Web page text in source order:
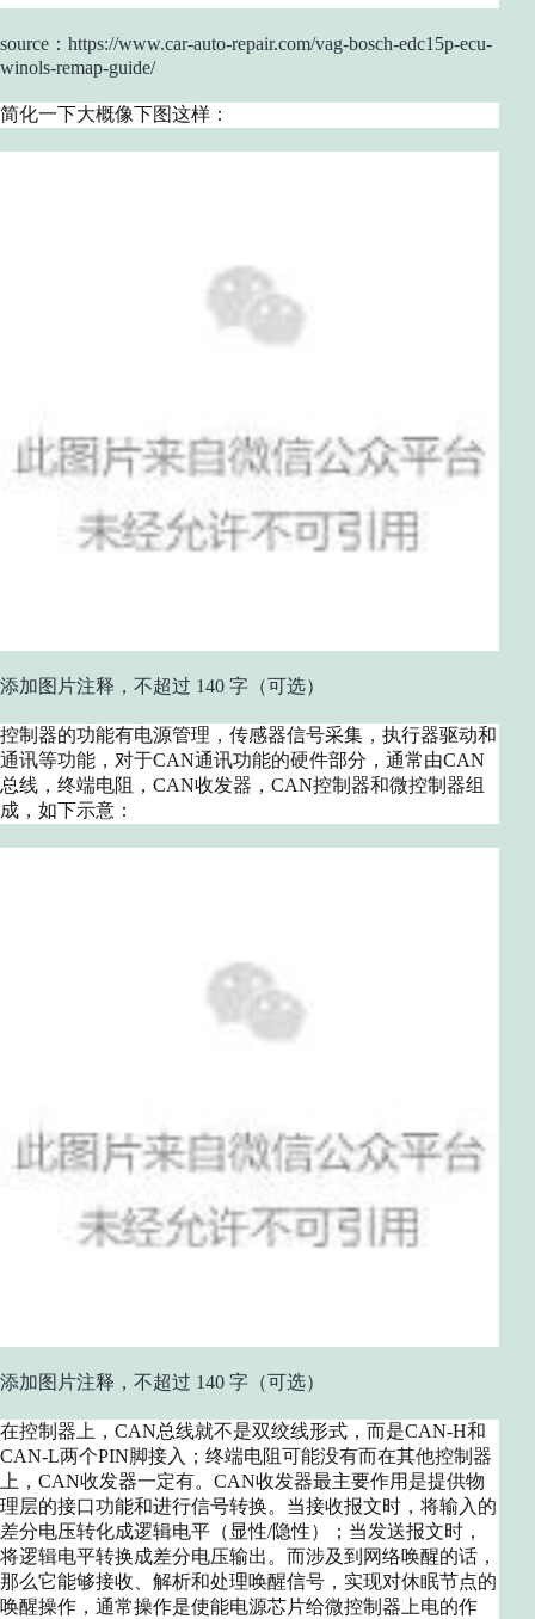
source：https://www.car-auto-repair.com/vag-bosch-edc15p-ecu-
winols-remap-guide/
简化一下大概像下图这样：
添加图片注释，不超过 140 字（可选）
控制器的功能有电源管理，传感器信号采集，执行器驱动和
通讯等功能，对于CAN通讯功能的硬件部分，通常由CAN
总线，终端电阻，CAN收发器，CAN控制器和微控制器组
成，如下示意：
添加图片注释，不超过 140 字（可选）
在控制器上，CAN总线就不是双绞线形式，而是CAN-H和
CAN-L两个PIN脚接入；终端电阻可能没有而在其他控制器
上，CAN收发器一定有。CAN收发器最主要作用是提供物
理层的接口功能和进行信号转换。当接收报文时，将输入的
差分电压转化成逻辑电平（显性/隐性）；当发送报文时，
将逻辑电平转换成差分电压输出。而涉及到网络唤醒的话，
那么它能够接收、解析和处理唤醒信号，实现对休眠节点的
唤醒操作，通常操作是使能电源芯片给微控制器上电的作